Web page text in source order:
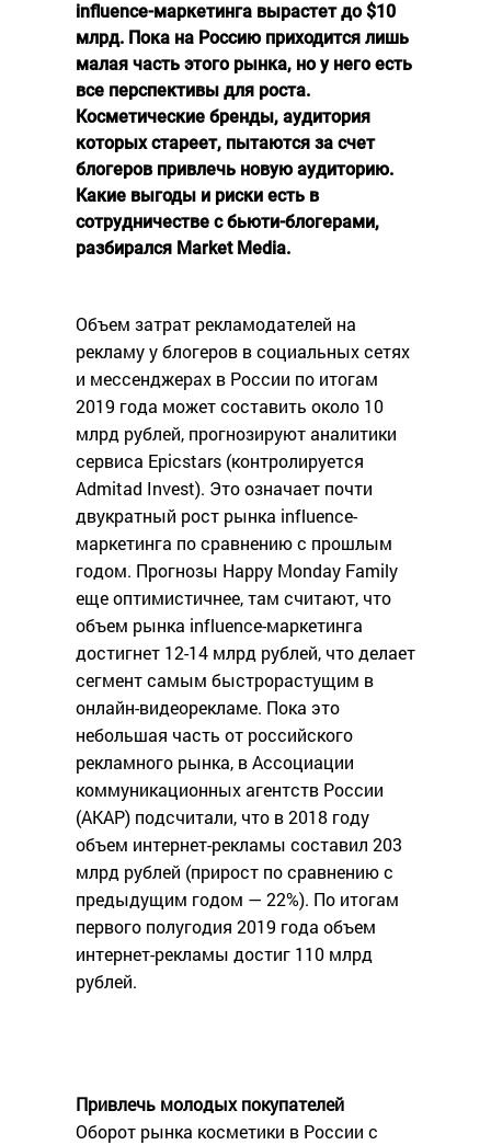
influence-маркетинга вырастет до $10
млрд. Пока на Россию приходится лишь
малая часть этого рынка, но у него есть
все перспективы для роста.
Косметические бренды, аудитория
которых стареет, пытаются за счет
блогеров привлечь новую аудиторию.
Какие выгоды и риски есть в
сотрудничестве с бьюти-блогерами,
разбирался Market Media.
Объем затрат рекламодателей на
рекламу у блогеров в социальных сетях
и мессенджерах в России по итогам
2019 года может составить около 10
млрд рублей, прогнозируют аналитики
сервиса Epicstars (контролируется
Admitad Invest). Это означает почти
двукратный рост рынка influence-
маркетинга по сравнению с прошлым
годом. Прогнозы Happy Monday Family
еще оптимистичнее, там считают, что
объем рынка influence-маркетинга
достигнет 12-14 млрд рублей, что делает
сегмент самым быстрорастущим в
онлайн-видеорекламе. Пока это
небольшая часть от российского
рекламного рынка, в Ассоциации
коммуникационных агентств России
(АКАР) подсчитали, что в 2018 году
объем интернет-рекламы составил 203
млрд рублей (прирост по сравнению с
предыдущим годом — 22%). По итогам
первого полугодия 2019 года объем
интернет-рекламы достиг 110 млрд
рублей.
Привлечь молодых покупателей
Оборот рынка косметики в России с